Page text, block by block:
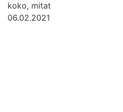
koko, mitat
06.02.2021